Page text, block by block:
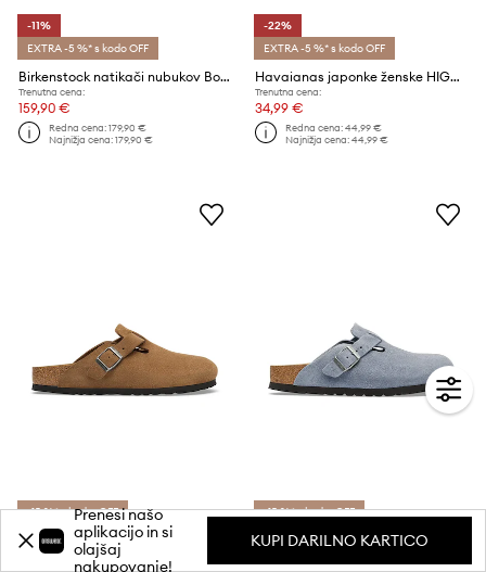
-11%
EXTRA -5 %* s kodo OFF
Birkenstock natikači nubukov Boston Wire Buckle Nubuck Leather
Trenutna cena:
159,90 €
Redna cena:179,90 €
Najnižja cena:179,90 €
-22%
EXTRA -5 %* s kodo OFF
Havaianas japonke ženske HIGH PLATFORM
Trenutna cena:
34,99 €
Redna cena:44,99 €
Najnižja cena:44,99 €
-15 %* s kodo: OFF -15 %* s kodo: OFF
Prenesi našo
aplikacijo in si
olajšaj
nakupovanje!
KUPI DARILNO KARTICO